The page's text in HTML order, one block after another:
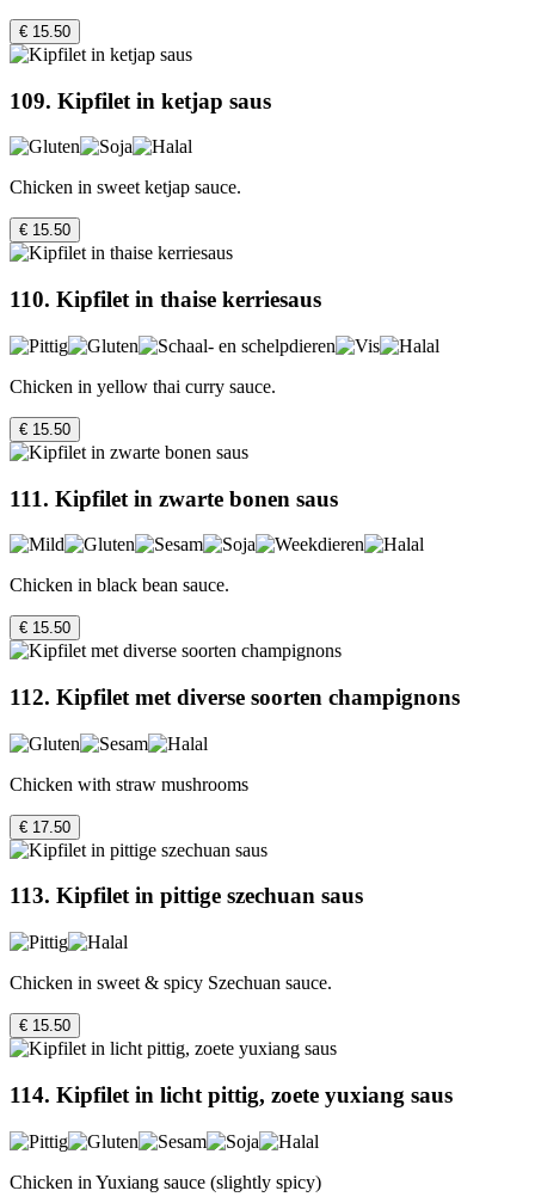
€ 15.50
109. Kipfilet in ketjap saus
Chicken in sweet ketjap sauce.
€ 15.50
110. Kipfilet in thaise kerriesaus
Chicken in yellow thai curry sauce.
€ 15.50
111. Kipfilet in zwarte bonen saus
Chicken in black bean sauce.
€ 15.50
112. Kipfilet met diverse soorten champignons
Chicken with straw mushrooms
€ 17.50
113. Kipfilet in pittige szechuan saus
Chicken in sweet & spicy Szechuan sauce.
€ 15.50
114. Kipfilet in licht pittig, zoete yuxiang saus
Chicken in Yuxiang sauce (slightly spicy)